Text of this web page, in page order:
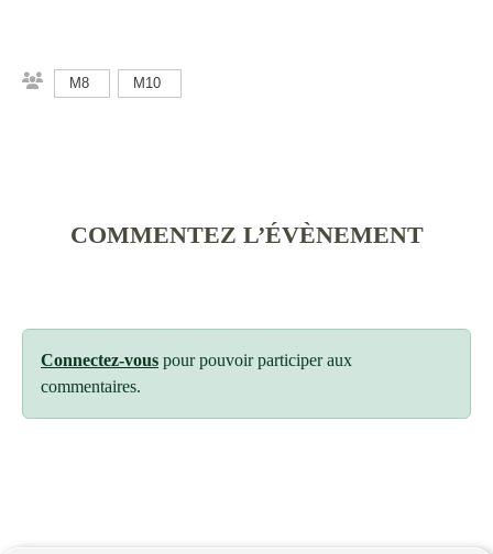
M8 M10
COMMENTEZ L’ÉVÈNEMENT
Connectez-vous pour pouvoir participer aux
commentaires.